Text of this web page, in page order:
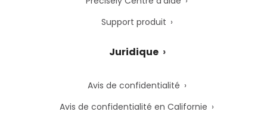
Support produit
Juridique
Avis de confidentialité
Avis de confidentialité en Californie